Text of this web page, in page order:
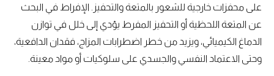
على محفزات خارجية للشعور بالمتعة والتحفيز. الإفراط في البحث
عن المتعة اللحظية أو التحفيز المفرط يؤدي إلى خلل في توازن
الدماغ الكيميائي، ويزيد من خطر اضطرابات المزاج، فقدان الدافعية،
وحتى الاعتماد النفسي والجسدي على سلوكيات أو مواد معينة.